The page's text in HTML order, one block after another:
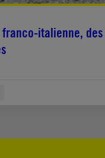
italienne,